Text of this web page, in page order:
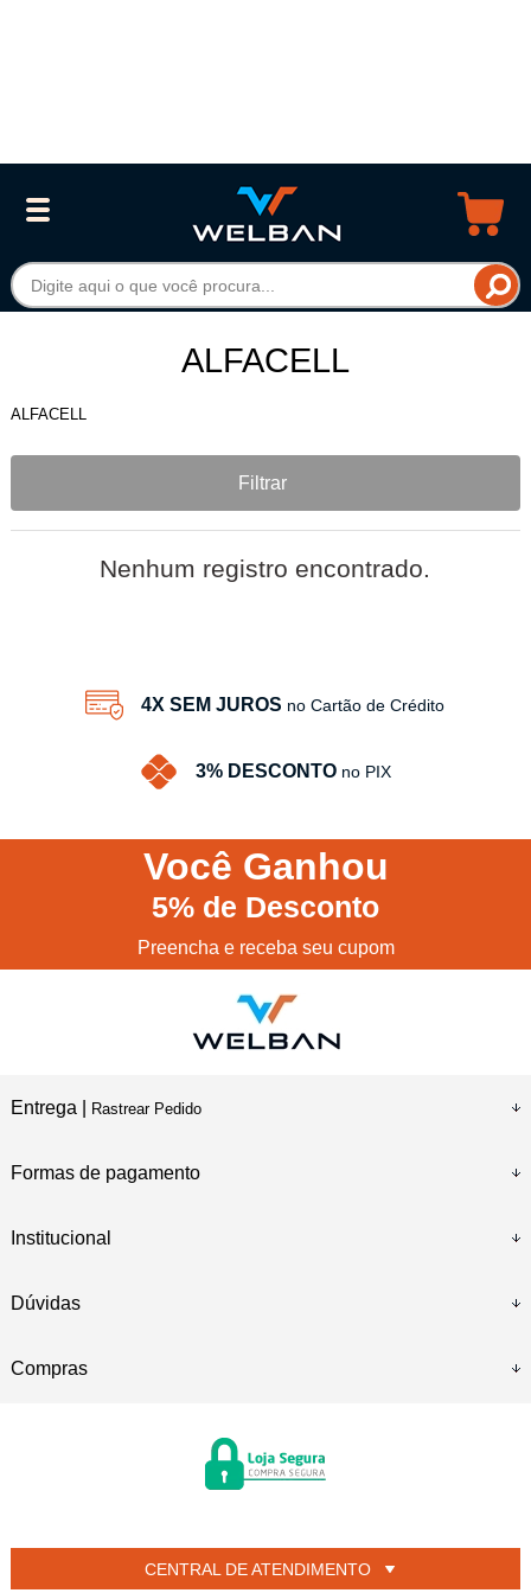
ALFACELL
ALFACELL
Filtrar
Nenhum registro encontrado.
4X SEM JUROS no Cartão de Crédito
3% DESCONTO no PIX
Você Ganhou
5% de Desconto
Preencha e receba seu cupom
Entrega | Rastrear Pedido
Formas de pagamento
Institucional
Dúvidas
Compras
CENTRAL DE ATENDIMENTO